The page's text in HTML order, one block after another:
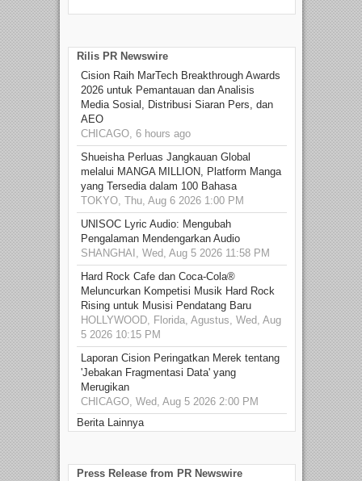
Rilis PR Newswire
Cision Raih MarTech Breakthrough Awards
2026 untuk Pemantauan dan Analisis
Media Sosial, Distribusi Siaran Pers, dan
AEO
CHICAGO, 6 hours ago
Shueisha Perluas Jangkauan Global
melalui MANGA MILLION, Platform Manga
yang Tersedia dalam 100 Bahasa
TOKYO, Thu, Aug 6 2026 1:00 PM
UNISOC Lyric Audio: Mengubah
Pengalaman Mendengarkan Audio
SHANGHAI, Wed, Aug 5 2026 11:58 PM
Hard Rock Cafe dan Coca-Cola®
Meluncurkan Kompetisi Musik Hard Rock
Rising untuk Musisi Pendatang Baru
HOLLYWOOD, Florida, Agustus, Wed, Aug
5 2026 10:15 PM
Laporan Cision Peringatkan Merek tentang
'Jebakan Fragmentasi Data' yang
Merugikan
CHICAGO, Wed, Aug 5 2026 2:00 PM
Berita Lainnya
Press Release from PR Newswire